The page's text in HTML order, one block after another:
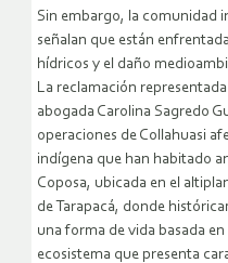
Sin embargo, la comunidad
señalan que están
hídricos y el daño
La reclamación
abogada Carolina Sagredo
operaciones de Collahuasi
indígena que han habitado
Coposa, ubicada en el
de Tarapacá, donde
una forma de vida basada
ecosistema que presenta